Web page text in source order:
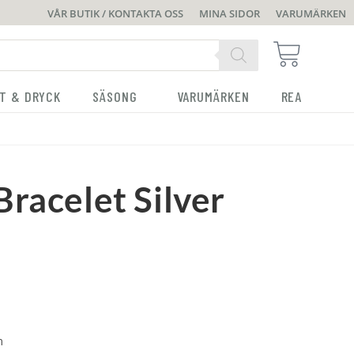
VÅR BUTIK / KONTAKTA OSS MINA SIDOR VARUMÄRKEN
& DRYCK SÄSONG VARUMÄRKEN REA
Silver